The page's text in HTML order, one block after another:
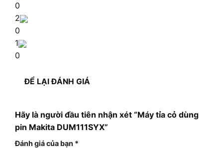
0
2
0
1
0
ĐỂ LẠI ĐÁNH GIÁ
Hãy là người đầu tiên nhận xét “Máy tỉa cỏ dùng
pin Makita DUM111SYX”
Đánh giá của bạn *